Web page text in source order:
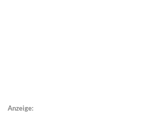
Anzeige: